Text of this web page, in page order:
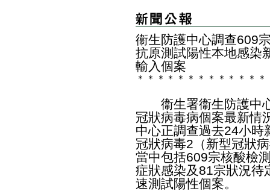
衞生防護中心調查609
抗原測試陽性本地感染
輸入個案
＊ ＊ ＊ ＊ ＊ ＊ ＊ ＊ ＊ ＊ ＊ ＊ ＊
衞生署衞生防護中心
冠狀病毒病個案最新情
中心正調查過去24小時
冠狀病毒2（新型冠狀
當中包括609宗核酸檢
症狀感染及81宗狀況待
速測試陽性個案。